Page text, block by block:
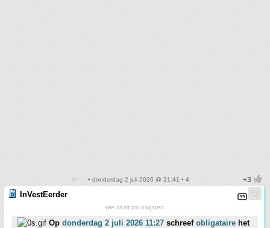
• donderdag 2 juli 2026 @ 21:41 • 4
InVestEerder
wie zaait zal oogsten
Op donderdag 2 juli 2026 11:27 schreef obligataire het